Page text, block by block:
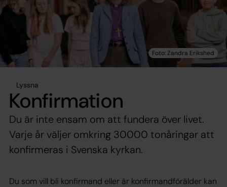
Lyssna
Konfirmation
Du är inte ensam om att fundera över livet.
Varje år väljer omkring 30000 tonåringar att
konfirmeras i Svenska kyrkan.
Du som vill bli konfirmand eller är konfirmandförälder kan